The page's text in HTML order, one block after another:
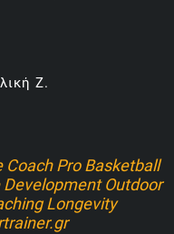
Ζ.
CoachPro Basketball
Outdoor
Longevity